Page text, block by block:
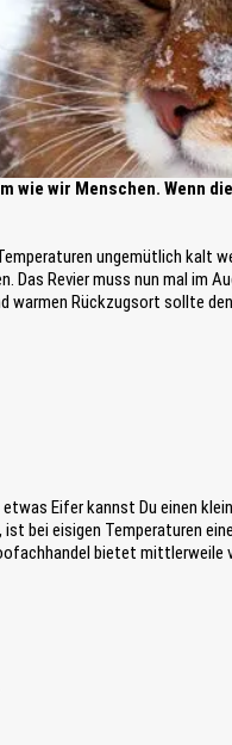
wie wir Menschen.
ungemütlich kalt
Revier muss nun mal im
warmen Rückzugsort sollte
Eifer kannst Du einen
bei eisigen Temperaturen
bietet